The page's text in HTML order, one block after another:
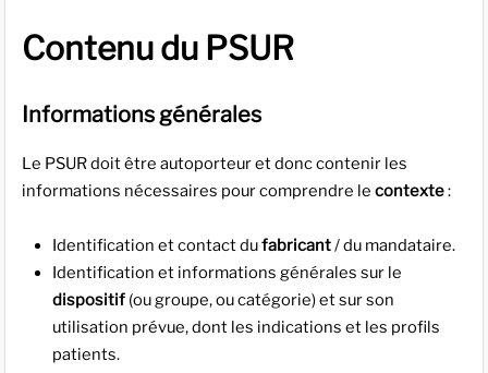
Contenu du PSUR
Informations générales
Le PSUR doit être autoporteur et donc contenir les
informations nécessaires pour comprendre le contexte:
Identification et contact dufabricant/ du mandataire.
Identification et informations générales sur le
dispositif (ou groupe, ou catégorie) et sur son
utilisation prévue, dont les indications et les profils
patients.